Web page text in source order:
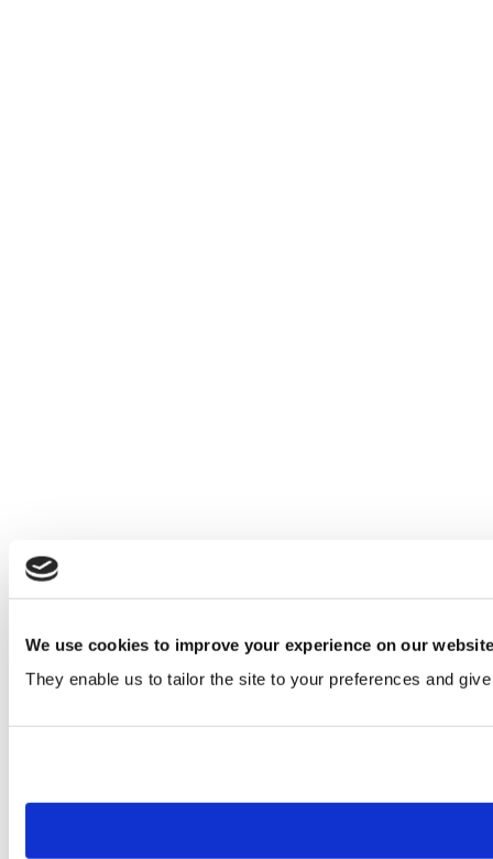
We use cookies to improve your experience on our website
They enable us to tailor the site to your preferences and